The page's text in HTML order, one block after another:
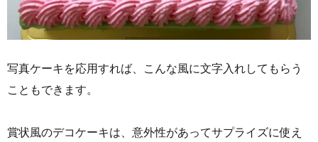
写真ケーキを応用すれば、こんな風に文字入れしてもらう
こともできます。
賞状風のデコケーキは、意外性があってサプライズに使え